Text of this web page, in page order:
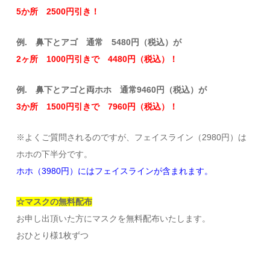
5か所 2500円引き！
例. 鼻下とアゴ 通常 5480円（税込）が
2ヶ所 1000円引きで 4480円（税込）！
例. 鼻下とアゴと両ホホ 通常9460円（税込）が
3か所 1500円引きで 7960円（税込）！
※よくご質問されるのですが、フェイスライン（2980円）は
ホホの下半分です。
ホホ（3980円）にはフェイスラインが含まれます。
☆マスクの無料配布
お申し出頂いた方にマスクを無料配布いたします。
おひとり様1枚ずつ